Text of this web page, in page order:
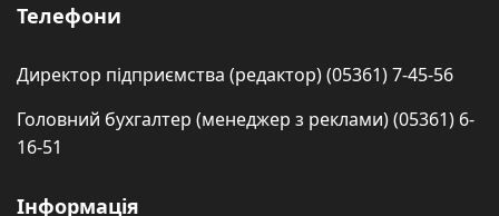
Телефони
Директор підприємства (редактор) (05361) 7-45-56
Головний бухгалтер (менеджер з реклами) (05361) 6-
16-51
Інформація